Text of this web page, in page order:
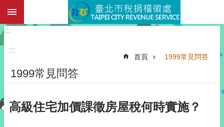
跳到主要內容區塊
:::
:::
首頁 1999常見問答
1999常見問答
高級住宅加價課徵房屋稅何時實施？